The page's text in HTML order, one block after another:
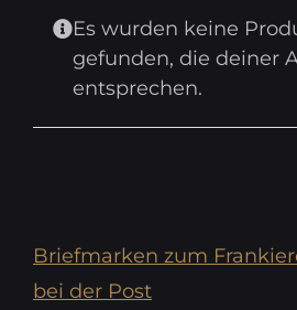
Es wurden keine
gefunden, die deiner
entsprechen.
Briefmarken zum
bei der Post